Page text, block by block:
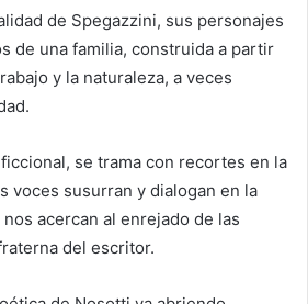
de Spegazzini, sus personajes
de una familia, construida a partir
y la naturaleza, a veces
se trama con recortes en la
voces susurran y dialogan en la
acercan al enrejado de las
del escritor.